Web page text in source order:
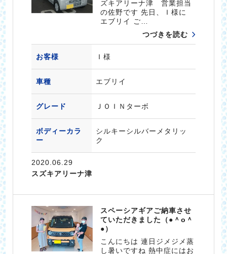
ズキアリーナ津 営業担当
の佐野です 先日、Ｉ様に
エブリイ ご…
つづきを読む
お客様 Ｉ様
車種 エブリイ
グレード ＪＯＩＮターボ
ボディーカラ
ー
シルキーシルバーメタリッ
ク
2020.06.29
スズキアリーナ津
スペーシアギアご納車させ
ていただきました（●＾o＾
●）
こんにちは 連日ジメジメ蒸
し暑いですね 熱中症にはお